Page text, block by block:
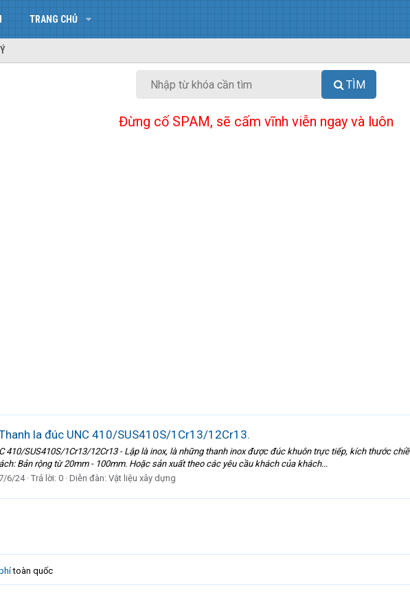
TRANG CHỦ
TÌM
Đừng cố SPAM, sẽ cấm vĩnh viễn ngay và luôn
la đúc UNC 410/SUS410S/1Cr13/12Cr13.
410/SUS410S/1Cr13/12Cr13 - Lập là inox, là những thanh inox được đúc khuôn trực tiếp, kích thước
Bản rộng từ 20mm - 100mm. Hoặc sản xuất theo các yêu cầu khách của khách...
6/24 Trả lời: 0 Diễn đàn: Vật liệu xây dựng
toàn quốc